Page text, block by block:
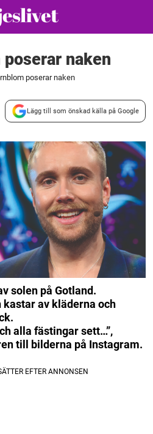
poserar naken
poserar naken
Lägg till som önskad källa på Google
solen på Gotland.
kastar av kläderna och
alla fästingar sett…”,
till bilderna på Instagram.